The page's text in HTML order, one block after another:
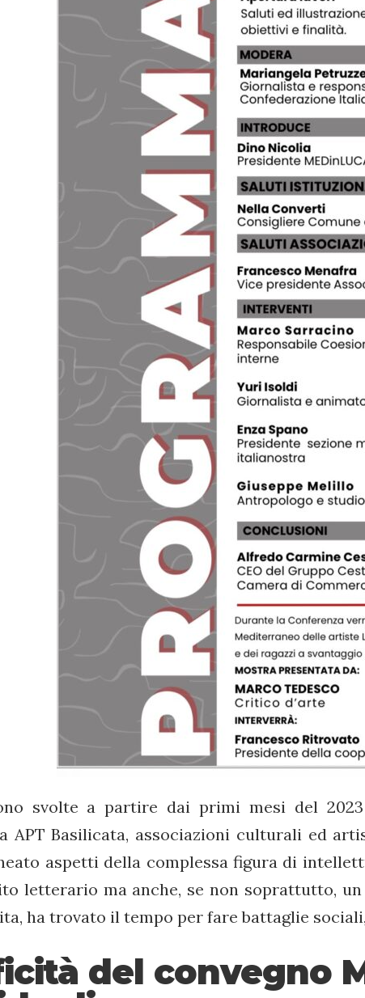
svolte a partire dai primi mesi del
APT Basilicata, associazioni culturali ed
aspetti della complessa figura di
letterario ma anche, se non soprattutto,
ha trovato il tempo per fare battaglie
del convegno